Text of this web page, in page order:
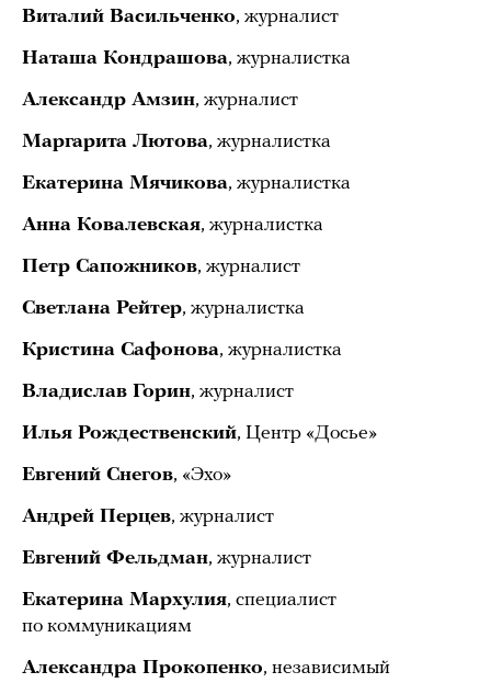
Виталий Васильченко, журналист
Наташа Кондрашова, журналистка
Александр Амзин, журналист
Маргарита Лютова, журналистка
Екатерина Мячикова, журналистка
Анна Ковалевская, журналистка
Петр Сапожников, журналист
Светлана Рейтер, журналистка
Кристина Сафонова, журналистка
Владислав Горин, журналист
Илья Рождественский, Центр «Досье»
Евгений Снегов, «Эхо»
Андрей Перцев, журналист
Евгений Фельдман, журналист
Екатерина Мархулия, специалист
по коммуникациям
Александра Прокопенко, независимый